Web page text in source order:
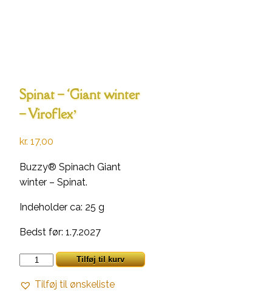
Spinat – ‘Giant winter
– Viroflex’
kr. 17,00
Buzzy® Spinach Giant
winter – Spinat.
Indeholder ca: 25 g
Bedst før: 1.7.2027
Spinat
'Giant
Tilføj til kurv
Tilføj til ønskeliste